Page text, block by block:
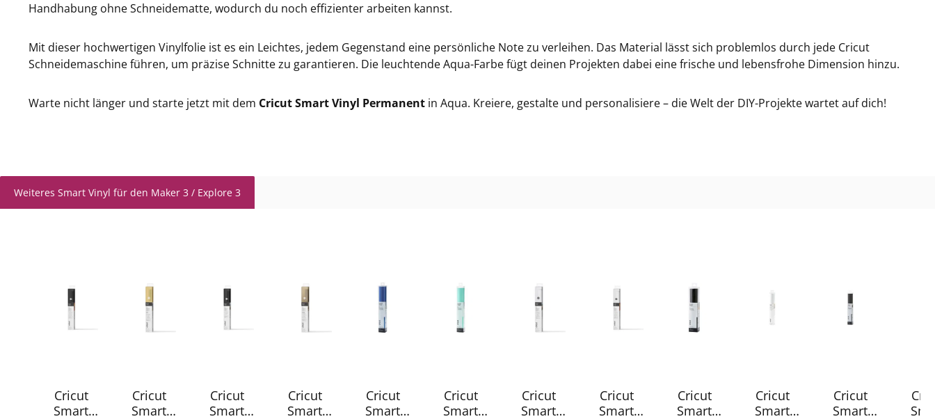
Handhabung ohne Schneidematte, wodurch du noch effizienter arbeiten kannst.
Mit dieser hochwertigen Vinylfolie ist es ein Leichtes, jedem Gegenstand eine persönliche Note zu verleihen. Das Material lässt sich problemlos durch jede Cricut
Schneidemaschine führen, um präzise Schnitte zu garantieren. Die leuchtende Aqua-Farbe fügt deinen Projekten dabei eine frische und lebensfrohe Dimension hinzu.
Warte nicht länger und starte jetzt mit dem Cricut Smart Vinyl Permanent in Aqua. Kreiere, gestalte und personalisiere – die Welt der DIY-Projekte wartet auf dich!
Weiteres Smart Vinyl für den Maker 3 / Explore 3
Cricut
Smart
Cricut
Smart
Cricut
Smart
Cricut
Smart
Cricut
Smart
Cricut
Smart
Cricut
Smart
Cricut
Smart
Cricut
Smart
Cricut
Smart
Cricut
Smart